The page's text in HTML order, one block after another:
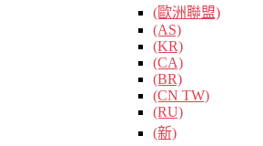
(歐洲聯盟)
(AS)
(KR)
(CA)
(BR)
(CN TW)
(RU)
(新)